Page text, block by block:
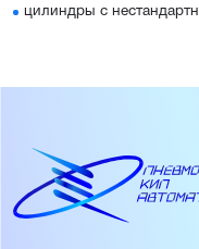
цилиндры с